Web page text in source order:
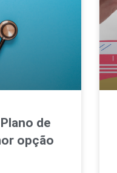
de
opção